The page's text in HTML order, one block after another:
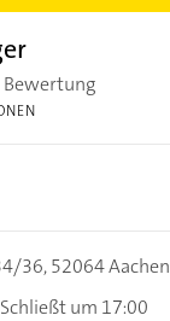
Bewertung
36,52064 Aachen
Schließt um 17:00